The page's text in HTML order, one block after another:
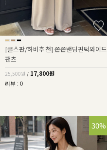
[쿨스판/하비추천] 쫀쫀밴딩핀턱와이드
팬츠
25,500원 / 17,800원
리뷰 : 0
30%